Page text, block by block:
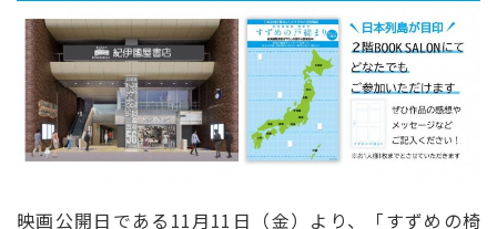
映画公開日である11月11日（金）より、「すずめの椅